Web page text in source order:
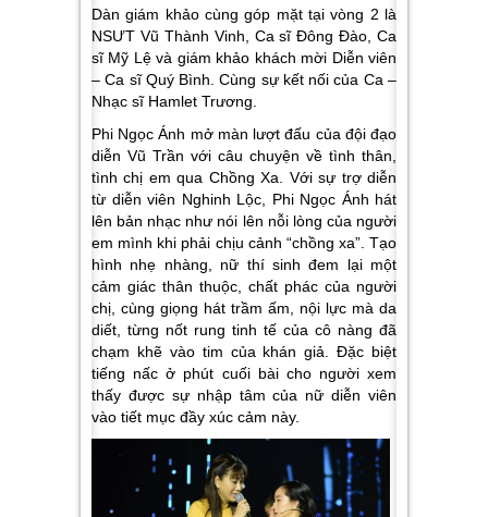
Dàn giám khảo cùng góp mặt tại vòng 2 là
NSƯT Vũ Thành Vinh, Ca sĩ Đông Đào, Ca
sĩ Mỹ Lệ và giám khảo khách mời Diễn viên
– Ca sĩ Quý Bình. Cùng sự kết nối của Ca –
Nhạc sĩ Hamlet Trương.
Phi Ngọc Ánh mở màn lượt đấu của đội đạo
diễn Vũ Trần với câu chuyện về tình thân,
tình chị em qua Chồng Xa . Với sự trợ diễn
từ diễn viên Nghinh Lộc, Phi Ngọc Ánh hát
lên bản nhạc như nói lên nỗi lòng của người
em mình khi phải chịu cảnh “chồng xa”. Tạo
hình nhẹ nhàng, nữ thí sinh đem lại một
cảm giác thân thuộc, chất phác của người
chị, cùng giọng hát trầm ấm, nội lực mà da
diết, từng nốt rung tinh tế của cô nàng đã
chạm khẽ vào tim của khán giả. Đặc biệt
tiếng nấc ở phút cuối bài cho người xem
thấy được sự nhập tâm của nữ diễn viên
vào tiết mục đầy xúc cảm này.